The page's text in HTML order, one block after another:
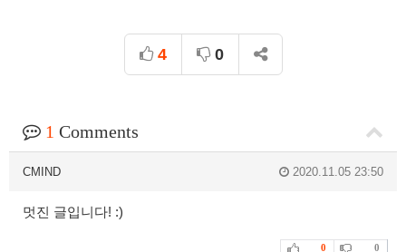
4 0
1 Comments
CMIND 2020.11.05 23:50
멋진 글입니다! :)
0 0